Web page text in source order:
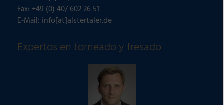
Fax: +49 (0) 40/ 602 26 51
E-Mail: info[at]alstertaler.de
Expertos en torneado y fresado